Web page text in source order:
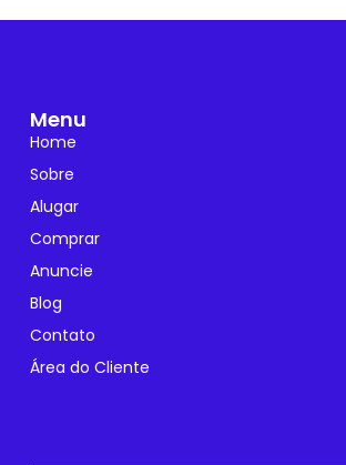
Menu
Home
Sobre
Alugar
Comprar
Anuncie
Blog
Contato
Área do Cliente